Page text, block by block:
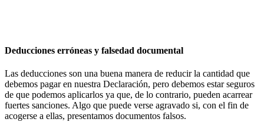
Deducciones erróneas y falsedad documental
Las deducciones son una buena manera de reducir la cantidad que
debemos pagar en nuestra Declaración, pero debemos estar seguros
de que podemos aplicarlos ya que, de lo contrario, pueden acarrear
fuertes sanciones. Algo que puede verse agravado si, con el fin de
acogerse a ellas, presentamos documentos falsos.